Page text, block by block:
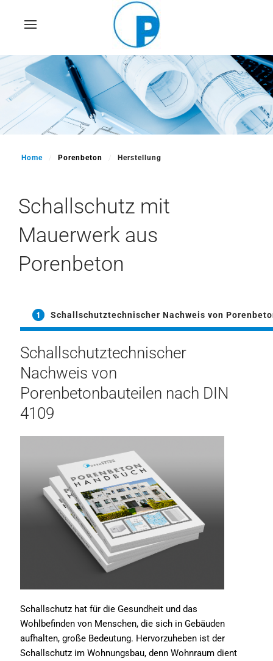
Skip
main
content
Home Porenbeton Herstellung
Schallschutz mit
Mauerwerk aus
Porenbeton
Schallschutztechnischer Nachweis von
Schallschutztechnischer
Nachweis von
Porenbetonbauteilen nach DIN
4109
Schallschutz hat für die Gesundheit und das
Wohlbefinden von Menschen, die sich in Gebäuden
aufhalten, große Bedeutung. Hervorzuheben ist der
Schallschutz im Wohnungsbau, denn Wohnraum dient